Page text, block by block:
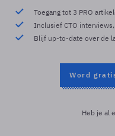
Toegang tot 3 PRO
Inclusief CTO
Blijf up-to-date over de
Word
Heb je al